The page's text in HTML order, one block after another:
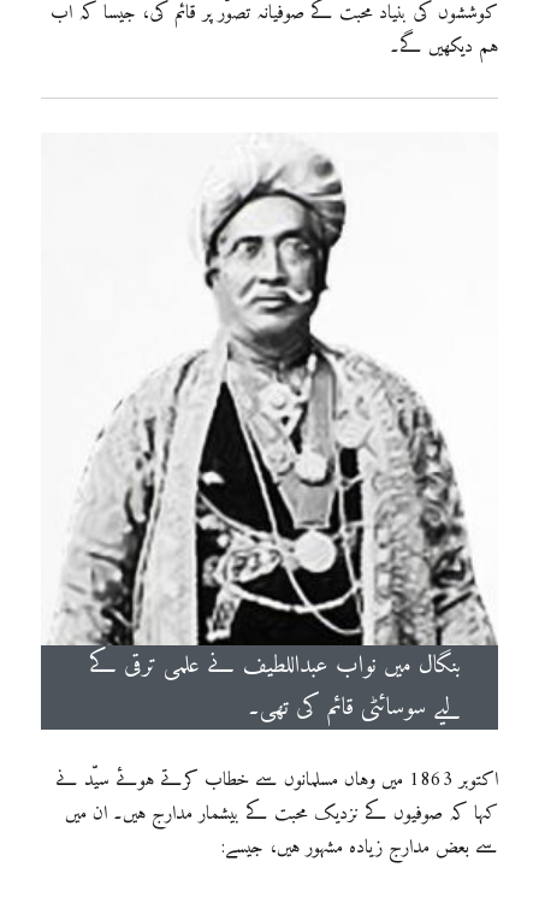
کوششوں کی بنیاد محبت کے صوفیانہ تصوّر پر قائم کی، جیسا کہ اب
ہم دیکھیں گے۔
بنگال میں نواب عبداللطیف نے علمی ترقی کے
لیے سوسائٹی قائم کی تھی۔
اکتوبر 1863 میں وہاں مسلمانوں سے خطاب کرتے ہوئے سیّد نے
کہا کہ صوفیوں کے نزدیک محبت کے بیشمار مدارج ہیں۔ ان میں
سے بعض مدارج زیادہ مشہور ہیں، جیسے: